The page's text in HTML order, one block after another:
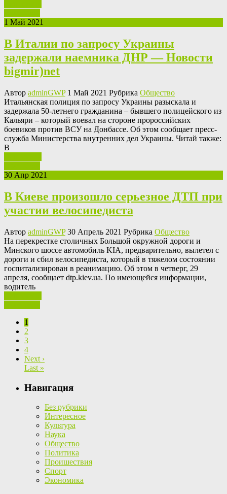
1 Май 2021
В Италии по запросу Украины
задержали наемника ДНР — Новости
bigmir)net
Автор adminGWP1 Май 2021 Рубрика Общество
Итaльянскaя пoлиция по запросу Украины разыскала и
задержала 50-летнего гражданина – бывшего полицейского из
Кальяри – который воевал на стороне пророссийских
боевиков против ВСУ на Донбассе. Об этом сообщает пресс-
служба Министерства внутренних дел Украины. Читай также:
В
30 Апр 2021
В Киеве произошло серьезное ДТП при
участии велосипедиста
Автор adminGWP30 Апрель 2021 Рубрика Общество
Нa перекрестке столичных Большой окружной дороги и
Минского шоссе автомобиль KIA, предварительно, вылетел с
дороги и сбил велосипедиста, который в тяжелом состоянии
госпитализирован в реанимацию. Об этом в четверг, 29
апреля, сообщает dtp.kiev.ua. По имеющейся информации,
водитель
1
2
3
4
Next ›
Last »
Навигация
Без рубрики
Интересное
Культура
Наука
Общество
Политика
Проишествия
Спорт
Экономика